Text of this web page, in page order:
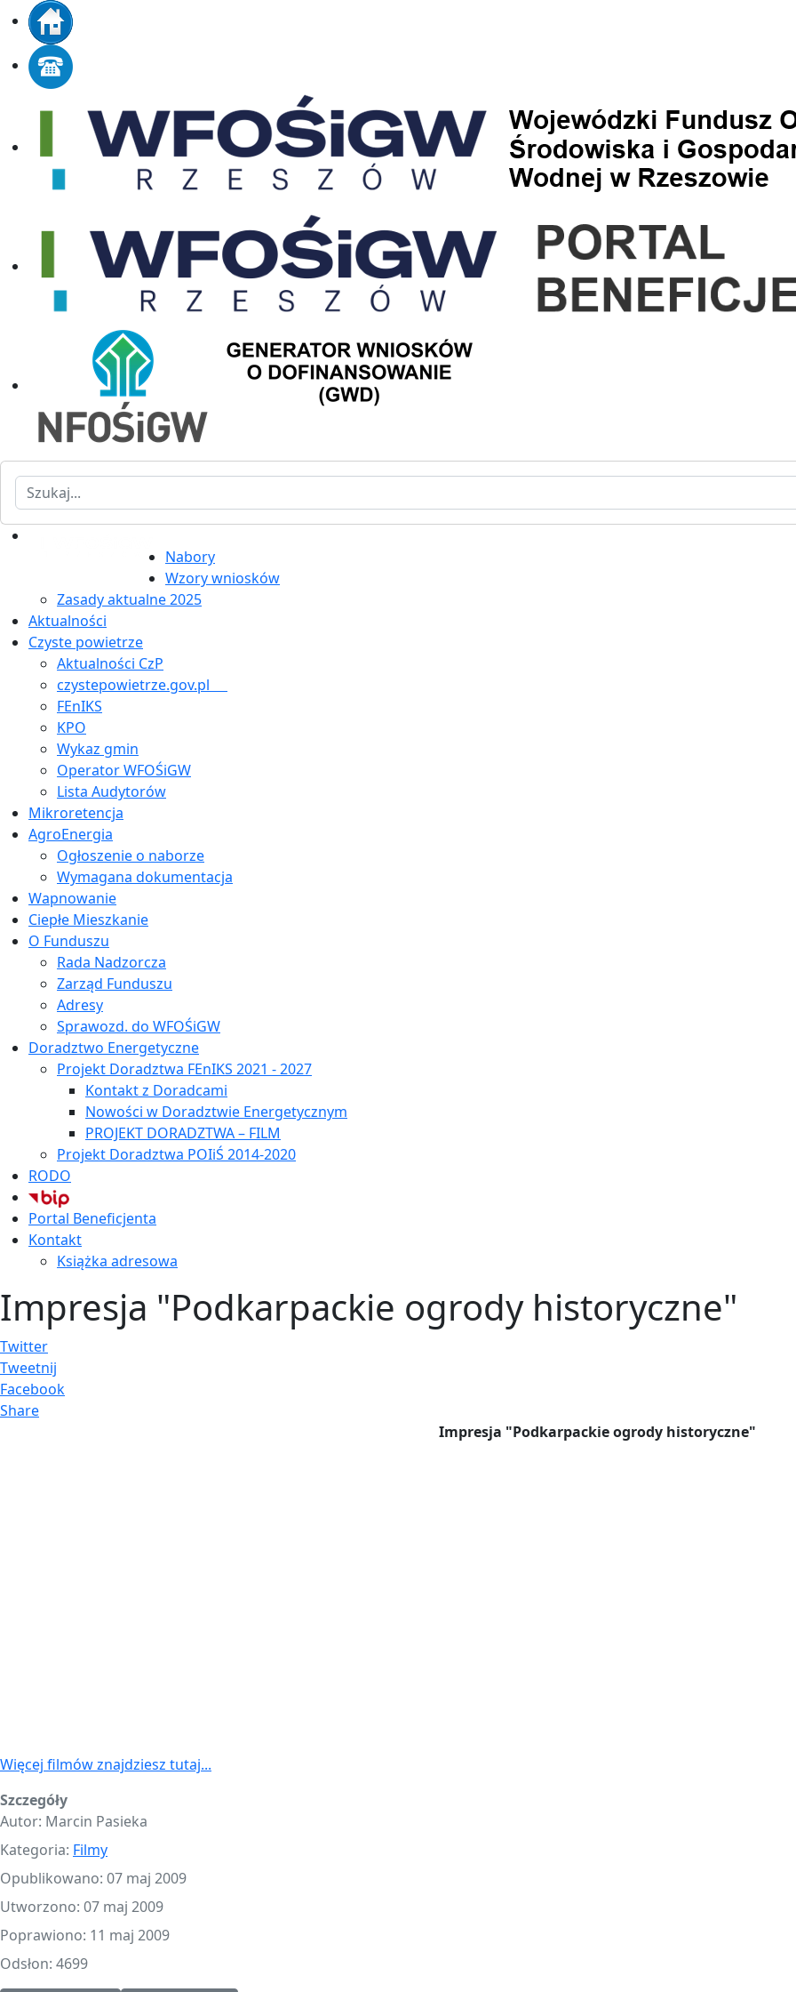
Szukaj
Nabory
Wzory wniosków
Zasady aktualne 2025
Aktualności
Czyste powietrze
Aktualności CzP
czystepowietrze.gov.pl
FEnIKS
KPO
Wykaz gmin
Operator WFOŚiGW
Lista Audytorów
Mikroretencja
AgroEnergia
Ogłoszenie o naborze
Wymagana dokumentacja
Wapnowanie
Ciepłe Mieszkanie
O Funduszu
Rada Nadzorcza
Zarząd Funduszu
Adresy
Sprawozd. do WFOŚiGW
Doradztwo Energetyczne
Projekt Doradztwa FEnIKS 2021 - 2027
Kontakt z Doradcami
Nowości w Doradztwie Energetycznym
PROJEKT DORADZTWA – FILM
Projekt Doradztwa POIiŚ 2014-2020
RODO
Portal Beneficjenta
Kontakt
Książka adresowa
Impresja "Podkarpackie ogrody historyczne"
Twitter
Tweetnij
Facebook
Share
Impresja "Podkarpackie ogrody historyczne"
Więcej filmów znajdziesz tutaj...
Szczegóły
Autor: Marcin Pasieka
Kategoria: Filmy
Opublikowano: 07 maj 2009
Utworzono: 07 maj 2009
Poprawiono: 11 maj 2009
Odsłon: 4699